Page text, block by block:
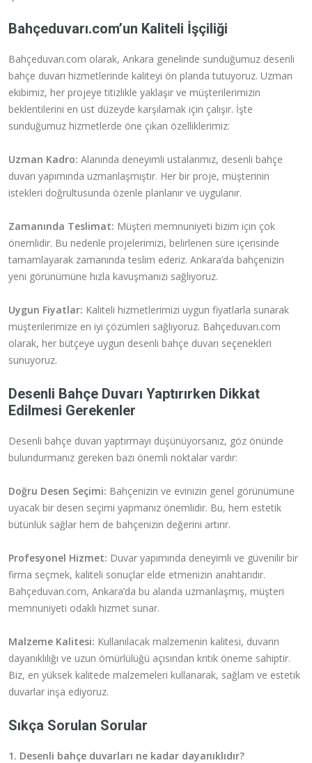
Bahçeduvarı.com’un Kaliteli İşçiliği
Bahçeduvarı.com olarak, Ankara genelinde sunduğumuz desenli
bahçe duvarı hizmetlerinde kaliteyi ön planda tutuyoruz. Uzman
ekibimiz, her projeye titizlikle yaklaşır ve müşterilerimizin
beklentilerini en üst düzeyde karşılamak için çalışır. İşte
sunduğumuz hizmetlerde öne çıkan özelliklerimiz:
Uzman Kadro: Alanında deneyimli ustalarımız, desenli bahçe
duvarı yapımında uzmanlaşmıştır. Her bir proje, müşterinin
istekleri doğrultusunda özenle planlanır ve uygulanır.
Zamanında Teslimat: Müşteri memnuniyeti bizim için çok
önemlidir. Bu nedenle projelerimizi, belirlenen süre içerisinde
tamamlayarak zamanında teslim ederiz. Ankara’da bahçenizin
yeni görünümüne hızla kavuşmanızı sağlıyoruz.
Uygun Fiyatlar: Kaliteli hizmetlerimizi uygun fiyatlarla sunarak
müşterilerimize en iyi çözümleri sağlıyoruz. Bahçeduvarı.com
olarak, her bütçeye uygun desenli bahçe duvarı seçenekleri
sunuyoruz.
Desenli Bahçe Duvarı Yaptırırken Dikkat
Edilmesi Gerekenler
Desenli bahçe duvarı yaptırmayı düşünüyorsanız, göz önünde
bulundurmanız gereken bazı önemli noktalar vardır:
Doğru Desen Seçimi: Bahçenizin ve evinizin genel görünümüne
uyacak bir desen seçimi yapmanız önemlidir. Bu, hem estetik
bütünlük sağlar hem de bahçenizin değerini artırır.
Profesyonel Hizmet: Duvar yapımında deneyimli ve güvenilir bir
firma seçmek, kaliteli sonuçlar elde etmenizin anahtarıdır.
Bahçeduvarı.com, Ankara’da bu alanda uzmanlaşmış, müşteri
memnuniyeti odaklı hizmet sunar.
Malzeme Kalitesi: Kullanılacak malzemenin kalitesi, duvarın
dayanıklılığı ve uzun ömürlülüğü açısından kritik öneme sahiptir.
Biz, en yüksek kalitede malzemeleri kullanarak, sağlam ve estetik
duvarlar inşa ediyoruz.
Sıkça Sorulan Sorular
1. Desenli bahçe duvarları ne kadar dayanıklıdır?